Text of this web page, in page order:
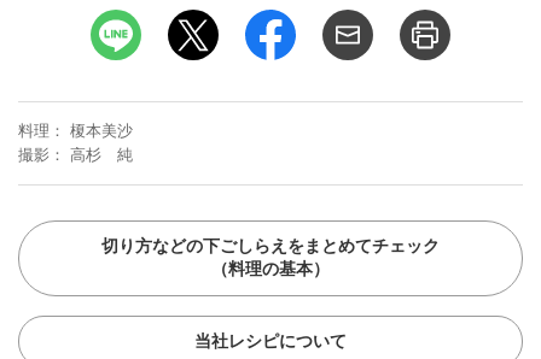
料理
榎本美沙
撮影
高杉 純
切り方などの下ごしらえをまとめてチェック
（料理の基本）
当社レシピについて